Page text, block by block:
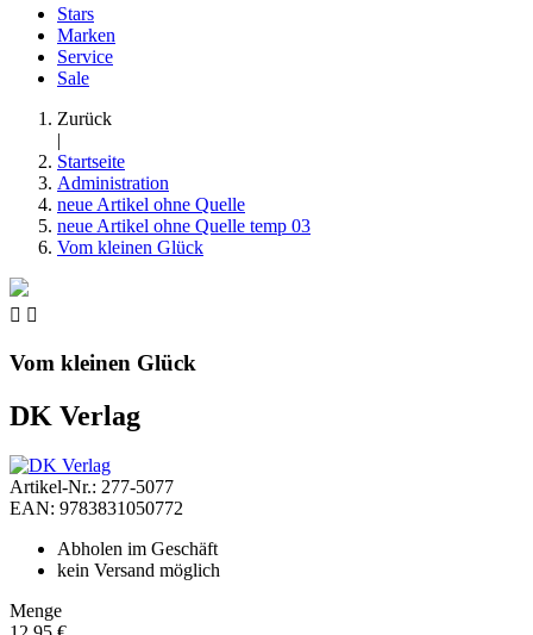
Stars
Marken
Service
Sale
Zurück
|
Startseite
Administration
neue Artikel ohne Quelle
neue Artikel ohne Quelle temp 03
Vom kleinen Glück
 
Vom kleinen Glück
DK Verlag
Artikel-Nr.: 277-5077
EAN: 9783831050772
Abholen im Geschäft
kein Versand möglich
Menge